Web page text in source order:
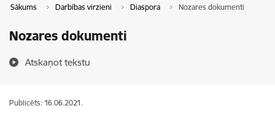
Sākums Darbības virzieni Diaspora Nozares dokumenti
Nozares dokumenti
Atskaņot tekstu
Publicēts: 16.06.2021.